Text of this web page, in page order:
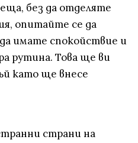
без да отделяте
опитайте се да
имате спокойствие и
рутина. Това ще ви
като ще внесе
страни на